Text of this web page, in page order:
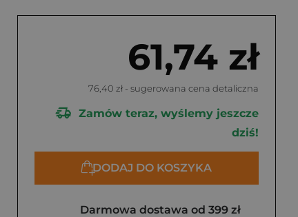
61,74 zł
76,40 zł - sugerowana cena detaliczna
Zamów teraz, wyślemy jeszcze
dziś!
DODAJ DO KOSZYKA
Darmowa dostawa od 399 zł